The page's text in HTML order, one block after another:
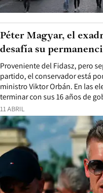
11 ABRIL
Proveniente del Fidasz, pero
partido, el conservador está
ministro Viktor Orbán. En las
terminar con sus 16 años de
Péter Magyar, el
desafía su